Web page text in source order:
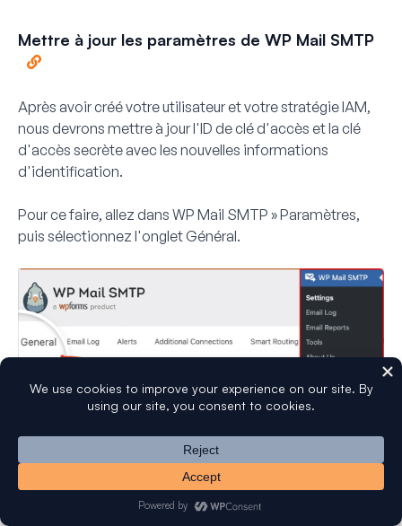
Mettre à jour les paramètres de WP Mail SMTP
Après avoir créé votre utilisateur et votre stratégie IAM,
nous devrons mettre à jour l'ID de clé d'accès et la clé
d'accès secrète avec les nouvelles informations
d'identification.
Pour ce faire, allez dans WP Mail SMTP » Paramètres,
puis sélectionnez l'ongletGénéral.